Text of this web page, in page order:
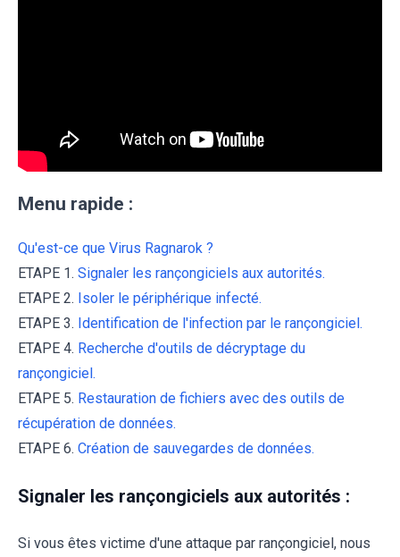
Menu rapide :
Qu'est-ce que Virus Ragnarok ?
ETAPE 1. Signaler les rançongiciels aux autorités.
ETAPE 2. Isoler le périphérique infecté.
ETAPE 3. Identification de l'infection par le rançongiciel.
ETAPE 4. Recherche d'outils de décryptage du
rançongiciel.
ETAPE 5. Restauration de fichiers avec des outils de
récupération de données.
ETAPE 6. Création de sauvegardes de données.
Signaler les rançongiciels aux autorités :
Si vous êtes victime d'une attaque par rançongiciel, nous